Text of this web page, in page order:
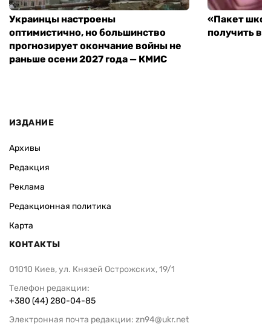
Украинцы настроены
оптимистично, но большинство
прогнозирует окончание войны не
раньше осени 2027 года — КМИС
«Пакет
получить
ИЗДАНИЕ
Архивы
Редакция
Реклама
Редакционная политика
Карта
КОНТАКТЫ
01010 Киев, ул. Князей Острожских, 19/1
Телефон редакции:
+380 (44) 280-04-85
Электронная почта редакции: zn94@ukr.net